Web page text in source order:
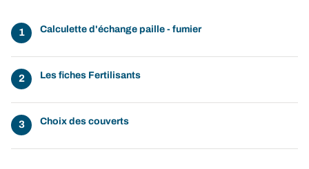
Calculette d'échange paille - fumier
Les fiches Fertilisants
Choix des couverts